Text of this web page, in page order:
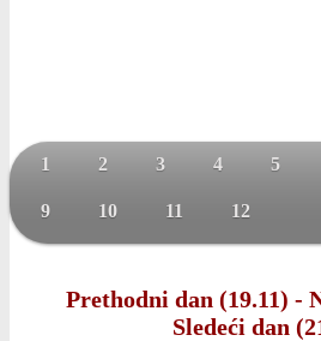
1 2 3 4 5
9 10 11 12
Prethodni dan (19.11) -
Sledeći dan